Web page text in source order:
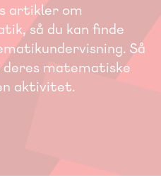
artikler om
så du kan finde
Så
deres matematiske
aktivitet.